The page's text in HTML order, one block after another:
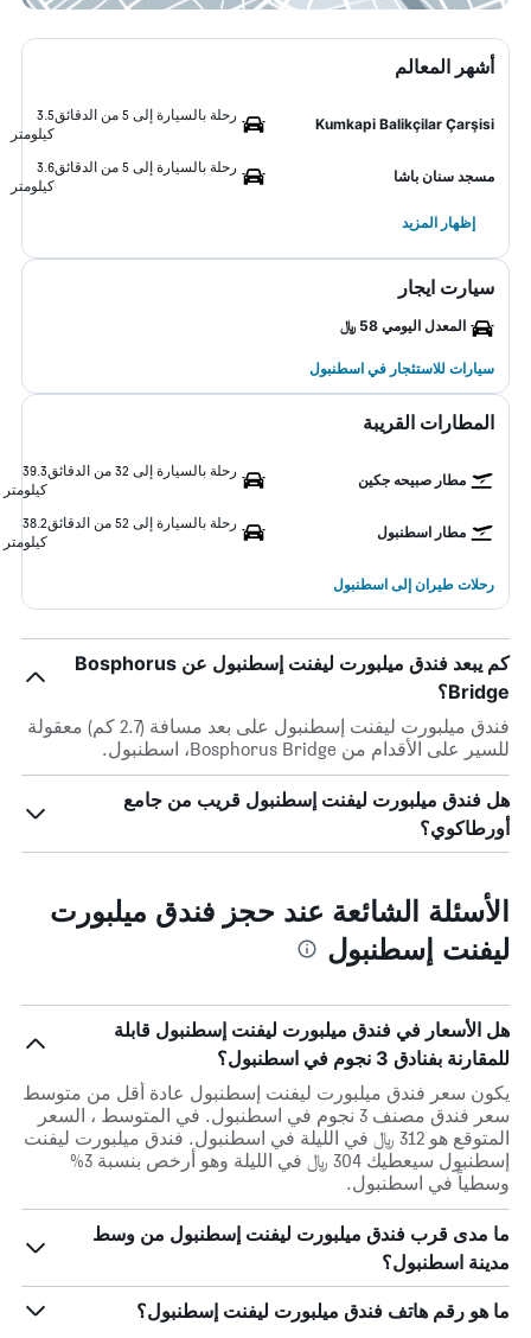
أشهر المعالم
Kumkapi Balikçilar Çarşisi
رحلة بالسيارة إلى 5 من الدقائق
3.5
كيلومتر
مسجد سنان باشا
رحلة بالسيارة إلى 5 من الدقائق
3.6
كيلومتر
إظهار المزيد
سيارت ايجار
المعدل اليومي 58 ﷼
سيارات للاستئجار في اسطنبول
المطارات القريبة
مطار صبيحه جكين
رحلة بالسيارة إلى 32 من الدقائق
39.3
كيلومتر
مطار اسطنبول
رحلة بالسيارة إلى 52 من الدقائق
38.2
كيلومتر
رحلات طيران إلى اسطنبول
كم يبعد فندق ميلبورت ليفنت إسطنبول عن Bosphorus
Bridge؟
فندق ميلبورت ليفنت إسطنبول على بعد مسافة (2.7 كم) معقولة
للسير على الأقدام من Bosphorus Bridge، اسطنبول.
هل فندق ميلبورت ليفنت إسطنبول قريب من جامع
أورطاكوي؟
الأسئلة الشائعة عند حجز فندق ميلبورت
ليفنت إسطنبول
هل الأسعار في فندق ميلبورت ليفنت إسطنبول قابلة
للمقارنة بفنادق 3 نجوم في اسطنبول؟
يكون سعر فندق ميلبورت ليفنت إسطنبول عادة أقل من متوسط
​​سعر فندق مصنف 3 نجوم في اسطنبول. في المتوسط ، السعر
المتوقع هو 312 ﷼ في الليلة في اسطنبول. فندق ميلبورت ليفنت
إسطنبول سيعطيك 304 ﷼ في الليلة وهو أرخص بنسبة 3%
وسطياً في اسطنبول.
ما مدى قرب فندق ميلبورت ليفنت إسطنبول من وسط
مدينة اسطنبول؟
ما هو رقم هاتف فندق ميلبورت ليفنت إسطنبول؟